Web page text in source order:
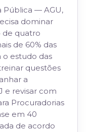
Pública — AGU,
dominar
de quatro
de 60% das
o estudo das
questões
a
e revisar com
Procuradorias
em 40
de acordo